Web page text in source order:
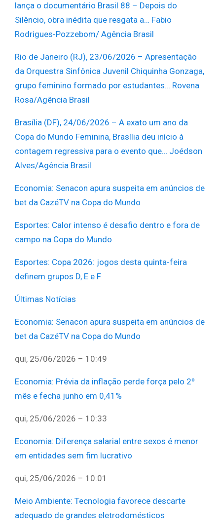
lança o documentário Brasil 88 – Depois do
Silêncio, obra inédita que resgata a… Fabio
Rodrigues-Pozzebom/ Agência Brasil
Rio de Janeiro (RJ), 23/06/2026 – Apresentação
da Orquestra Sinfônica Juvenil Chiquinha Gonzaga,
grupo feminino formado por estudantes… Rovena
Rosa/Agência Brasil
Brasília (DF), 24/06/2026 – A exato um ano da
Copa do Mundo Feminina, Brasília deu início à
contagem regressiva para o evento que… Joédson
Alves/Agência Brasil
Economia: Senacon apura suspeita em anúncios de
bet da CazéTV na Copa do Mundo
Esportes: Calor intenso é desafio dentro e fora de
campo na Copa do Mundo
Esportes: Copa 2026: jogos desta quinta-feira
definem grupos D, E e F
Últimas Notícias
Economia: Senacon apura suspeita em anúncios de
bet da CazéTV na Copa do Mundo
qui, 25/06/2026 – 10:49
Economia: Prévia da inflação perde força pelo 2º
mês e fecha junho em 0,41%
qui, 25/06/2026 – 10:33
Economia: Diferença salarial entre sexos é menor
em entidades sem fim lucrativo
qui, 25/06/2026 – 10:01
Meio Ambiente: Tecnologia favorece descarte
adequado de grandes eletrodomésticos